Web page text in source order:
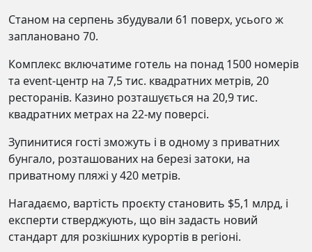
Станом на серпень збудували 61 поверх, усього ж
заплановано 70.
Комплекс включатиме готель на понад 1500 номерів
та event-центр на 7,5 тис. квадратних метрів, 20
ресторанів. Казино розташується на 20,9 тис.
квадратних метрах на 22-му поверсі.
Зупинитися гості зможуть і в одному з приватних
бунгало, розташованих на березі затоки, на
приватному пляжі у 420 метрів.
Нагадаємо, вартість проєкту становить $5,1 млрд, і
експерти стверджують, що він задасть новий
стандарт для розкішних курортів в регіоні.